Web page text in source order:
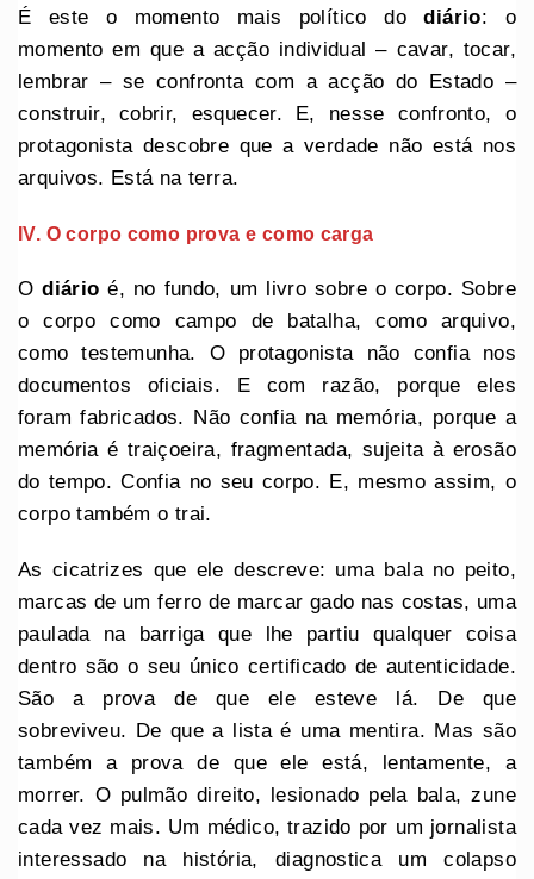
É este o momento mais político dodiário: o
momento em que a acção individual – cavar, tocar,
lembrar – se confronta com a acção do Estado –
construir, cobrir, esquecer. E, nesse confronto, o
protagonista descobre que a verdade não está nos
arquivos. Está na terra.
IV. O corpo como prova e como carga
Odiário é, no fundo, um livro sobre o corpo. Sobre
o corpo como campo de batalha, como arquivo,
como testemunha. O protagonista não confia nos
documentos oficiais. E com razão, porque eles
foram fabricados. Não confia na memória, porque a
memória é traiçoeira, fragmentada, sujeita à erosão
do tempo. Confia no seu corpo. E, mesmo assim, o
corpo também o trai.
As cicatrizes que ele descreve: uma bala no peito,
marcas de um ferro de marcar gado nas costas, uma
paulada na barriga que lhe partiu qualquer coisa
dentro são o seu único certificado de autenticidade.
São a prova de que ele esteve lá. De que
sobreviveu. De que a lista é uma mentira. Mas são
também a prova de que ele está, lentamente, a
morrer. O pulmão direito, lesionado pela bala, zune
cada vez mais. Um médico, trazido por um jornalista
interessado na história, diagnostica um colapso